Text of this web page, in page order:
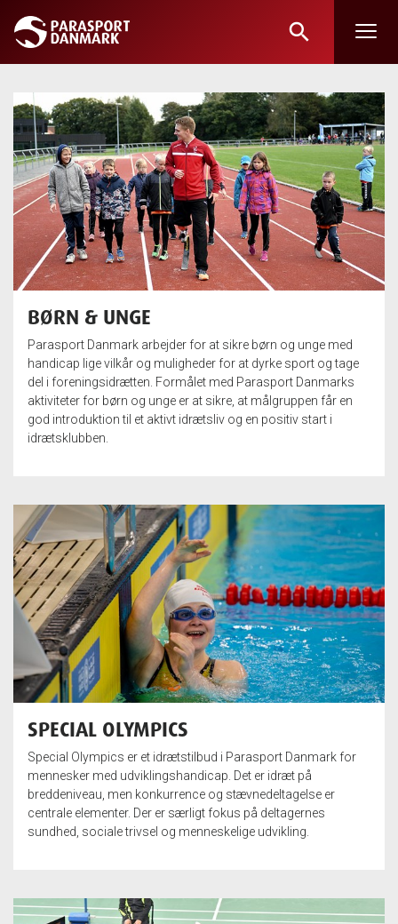
Skip
to
content
search
BØRN & UNGE
Parasport Danmark arbejder for at sikre børn og unge med
handicap lige vilkår og muligheder for at dyrke sport og tage
del i foreningsidrætten. Formålet med Parasport Danmarks
aktiviteter for børn og unge er at sikre, at målgruppen får en
god introduktion til et aktivt idrætsliv og en positiv start i
idrætsklubben.
SPECIAL OLYMPICS
Special Olympics er et idrætstilbud i Parasport Danmark for
mennesker med udviklingshandicap. Det er idræt på
breddeniveau, men konkurrence og stævnedeltagelse er
centrale elementer. Der er særligt fokus på deltagernes
sundhed, sociale trivsel og menneskelige udvikling.